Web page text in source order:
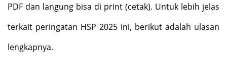
PDF dan langung bisa di print (cetak). Untuk lebih jelas
terkait peringatan HSP 2025 ini, berikut adalah ulasan
lengkapnya.